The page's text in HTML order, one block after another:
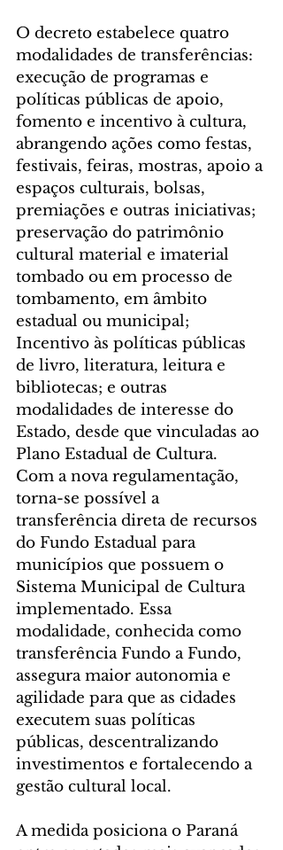
O decreto estabelece quatro
modalidades de transferências:
execução de programas e
políticas públicas de apoio,
fomento e incentivo à cultura,
abrangendo ações como festas,
festivais, feiras, mostras, apoio a
espaços culturais, bolsas,
premiações e outras iniciativas;
preservação do patrimônio
cultural material e imaterial
tombado ou em processo de
tombamento, em âmbito
estadual ou municipal;
Incentivo às políticas públicas
de livro, literatura, leitura e
bibliotecas; e outras
modalidades de interesse do
Estado, desde que vinculadas ao
Plano Estadual de Cultura.
Com a nova regulamentação,
torna-se possível a
transferência direta de recursos
do Fundo Estadual para
municípios que possuem o
Sistema Municipal de Cultura
implementado. Essa
modalidade, conhecida como
transferência Fundo a Fundo,
assegura maior autonomia e
agilidade para que as cidades
executem suas políticas
públicas, descentralizando
investimentos e fortalecendo a
gestão cultural local.
A medida posiciona o Paraná